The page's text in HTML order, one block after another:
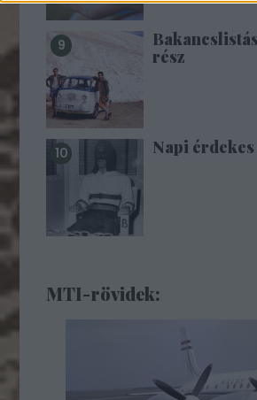
rész
Napi érdekes
MTI-rövidek: